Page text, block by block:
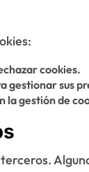
cookies.
gestionar sus
la gestión de